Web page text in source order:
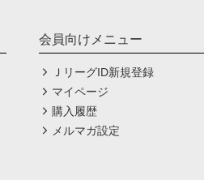
会員向けメニュー
ＪリーグID新規登録
マイページ
購入履歴
メルマガ設定